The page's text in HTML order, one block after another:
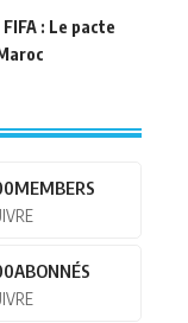
: Le pacte
MEMBERS
ABONNÉS